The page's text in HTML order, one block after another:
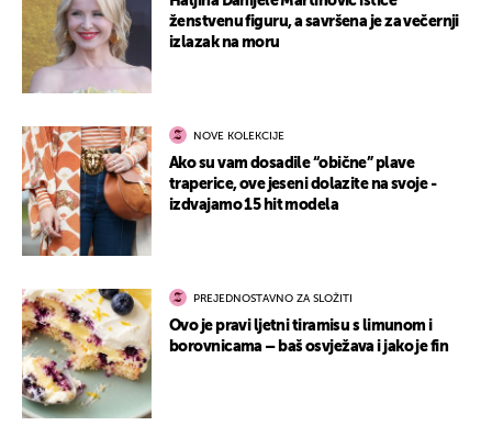
ženstvenu figuru, a savršena je za večernji
izlazak na moru
NOVE KOLEKCIJE
Ako su vam dosadile “obične” plave
traperice, ove jeseni dolazite na svoje -
izdvajamo 15 hit modela
PREJEDNOSTAVNO ZA SLOŽITI
Ovo je pravi ljetni tiramisu s limunom i
borovnicama – baš osvježava i jako je fin